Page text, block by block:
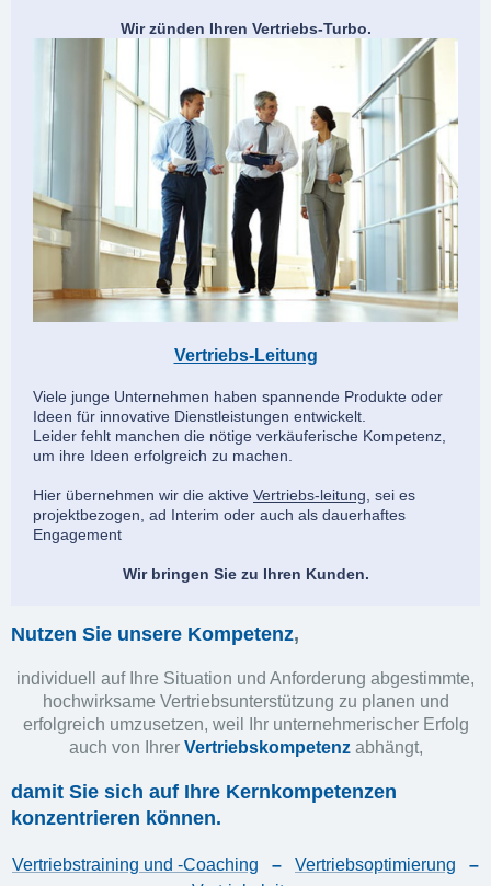
Wir zünden Ihren Vertriebs-Turbo.
Vertriebs-Leitung
Viele junge Unternehmen haben spannende Produkte oder
Ideen für innovative Dienstleistungen entwickelt.
Leider fehlt manchen die nötige verkäuferische Kompetenz,
um ihre Ideen erfolgreich zu machen.
Hier übernehmen wir die aktive Vertriebs-leitung , sei es
projektbezogen, ad Interim oder auch als dauerhaftes
Engagement
Wir bringen Sie zu Ihren Kunden.
Nutzen Sie unsere Kompetenz,
individuell auf Ihre Situation und Anforderung abgestimmte,
hochwirksame Vertriebsunterstützung zu planen und
erfolgreich umzusetzen, weil Ihr unternehmerischer Erfolg
auch von Ihrer Vertriebskompetenz abhängt,
damit Sie sich auf Ihre Kernkompetenzen
konzentrieren können.
Vertriebstraining und -Coaching – Vertriebsoptimierung –